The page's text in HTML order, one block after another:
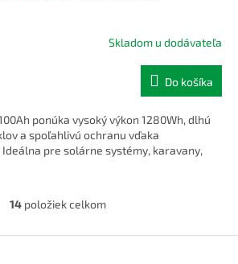
A
R
M
Skladom u dodávateľa
Do košíka
ponúka vysoký výkon 1280Wh, dlhú
a spoľahlivú ochranu vďaka
pre solárne systémy, karavany,
O
l
14 položiek celkom